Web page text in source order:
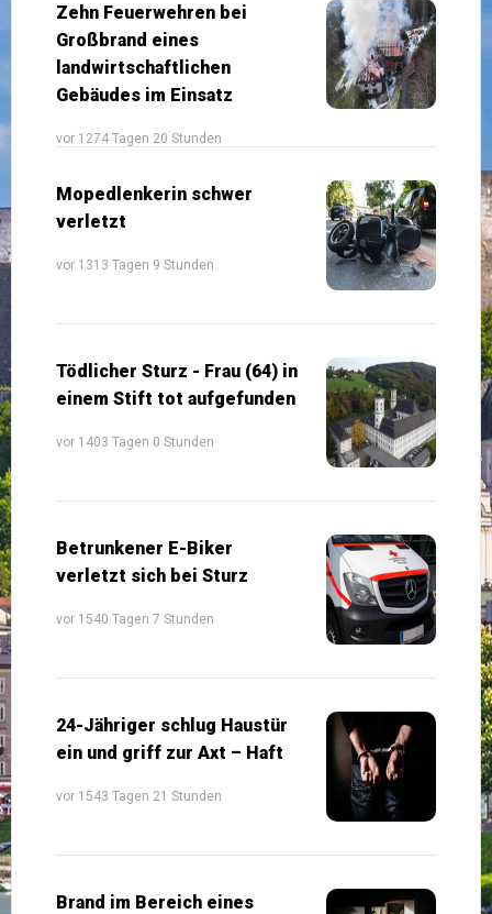
Zehn Feuerwehren bei
Großbrand eines
landwirtschaftlichen
Gebäudes im Einsatz
vor 1274 Tagen 20 Stunden
Mopedlenkerin schwer
verletzt
vor 1313 Tagen 9 Stunden
Tödlicher Sturz - Frau (64) in
einem Stift tot aufgefunden
vor 1403 Tagen 0 Stunden
Betrunkener E-Biker
verletzt sich bei Sturz
vor 1540 Tagen 7 Stunden
24-Jähriger schlug Haustür
ein und griff zur Axt – Haft
vor 1543 Tagen 21 Stunden
Brand im Bereich eines